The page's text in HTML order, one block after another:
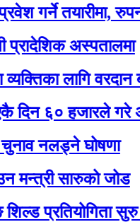
तयारीमा, रुपन्देही २
अस्पतालमा
लागि वरदान बन्यो
६० हजारले गरे
घोषणा
सारुको जोड
प्रतियोगिता सुरु : १४